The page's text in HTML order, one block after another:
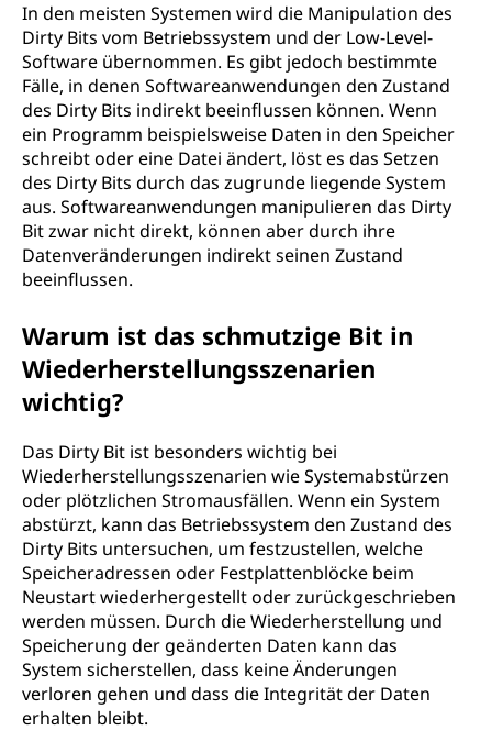
In den meisten Systemen wird die Manipulation des
Dirty Bits vom Betriebssystem und der Low-Level-
Software übernommen. Es gibt jedoch bestimmte
Fälle, in denen Softwareanwendungen den Zustand
des Dirty Bits indirekt beeinflussen können. Wenn
ein Programm beispielsweise Daten in den Speicher
schreibt oder eine Datei ändert, löst es das Setzen
des Dirty Bits durch das zugrunde liegende System
aus. Softwareanwendungen manipulieren das Dirty
Bit zwar nicht direkt, können aber durch ihre
Datenveränderungen indirekt seinen Zustand
beeinflussen.
Warum ist das schmutzige Bit in
Wiederherstellungsszenarien
wichtig?
Das Dirty Bit ist besonders wichtig bei
Wiederherstellungsszenarien wie Systemabstürzen
oder plötzlichen Stromausfällen. Wenn ein System
abstürzt, kann das Betriebssystem den Zustand des
Dirty Bits untersuchen, um festzustellen, welche
Speicheradressen oder Festplattenblöcke beim
Neustart wiederhergestellt oder zurückgeschrieben
werden müssen. Durch die Wiederherstellung und
Speicherung der geänderten Daten kann das
System sicherstellen, dass keine Änderungen
verloren gehen und dass die Integrität der Daten
erhalten bleibt.